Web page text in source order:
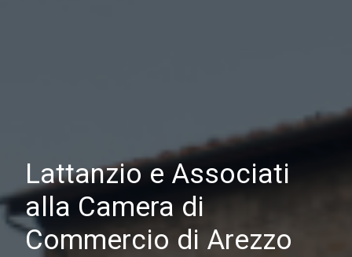
Lattanzio e Associati
alla Camera di
Commercio di Arezzo